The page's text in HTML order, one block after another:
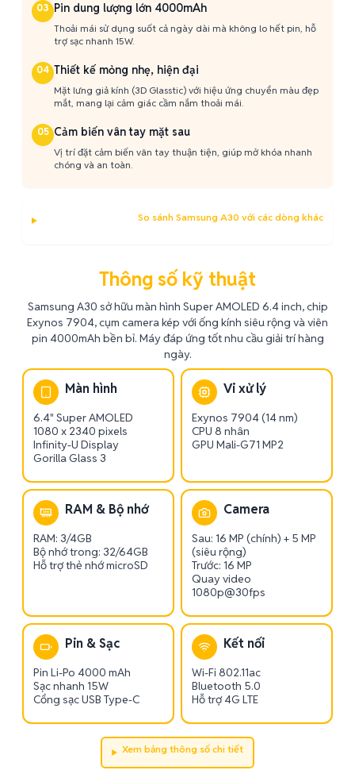
03 Pin dung lượng lớn 4000mAh
Thoải mái sử dụng suốt cả ngày dài mà không lo hết pin, hỗ
trợ sạc nhanh 15W.
04 Thiết kế mỏng nhẹ, hiện đại
Mặt lưng giả kính (3D Glasstic) với hiệu ứng chuyển màu đẹp
mắt, mang lại cảm giác cầm nắm thoải mái.
05 Cảm biến vân tay mặt sau
Vị trí đặt cảm biến vân tay thuận tiện, giúp mở khóa nhanh
chóng và an toàn.
So sánh Samsung A30 với các dòng khác
Thông số kỹ thuật
Samsung A30 sở hữu màn hình Super AMOLED 6.4 inch, chip
Exynos 7904, cụm camera kép với ống kính siêu rộng và viên
pin 4000mAh bền bỉ. Máy đáp ứng tốt nhu cầu giải trí hàng
ngày.
Màn hình
6.4" Super AMOLED
1080 x 2340 pixels
Infinity-U Display
Gorilla Glass 3
Vi xử lý
Exynos 7904 (14 nm)
CPU 8 nhân
GPU Mali-G71 MP2
RAM & Bộ nhớ
RAM: 3/4GB
Bộ nhớ trong: 32/64GB
Hỗ trợ thẻ nhớ microSD
Camera
Sau: 16 MP (chính) + 5 MP
(siêu rộng)
Trước: 16 MP
Quay video
1080p@30fps
Pin & Sạc
Pin Li-Po 4000 mAh
Sạc nhanh 15W
Cổng sạc USB Type-C
Kết nối
Wi-Fi 802.11ac
Bluetooth 5.0
Hỗ trợ 4G LTE
Xem bảng thông số chi tiết